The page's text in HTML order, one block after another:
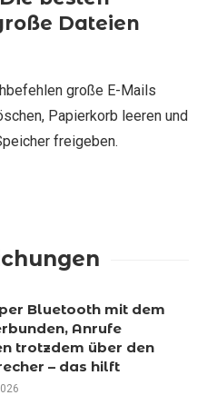
Dateien
große E-Mails
Papierkorb leeren und
freigeben.
Bluetooth mit dem
Anrufe
trotzdem über den
– das hilft